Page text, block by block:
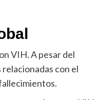
VIH. A pesar del
con el